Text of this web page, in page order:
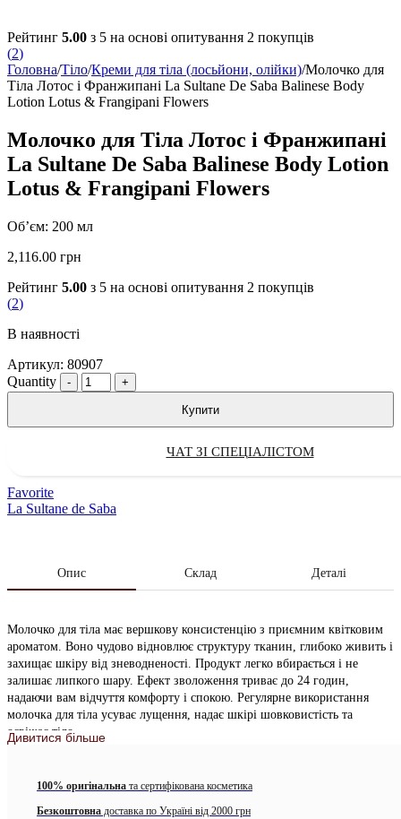
Рейтинг 5.00 з 5 на основі опитування 2 покупців
(2)
Головна/Тіло/Креми для тіла (лосьйони, олійки)/Молочко для
Тіла Лотос і Франжипані La Sultane De Saba Balinese Body
Lotion Lotus & Frangipani Flowers
Молочко для Тіла Лотос і Франжипані
La Sultane De Saba Balinese Body Lotion
Lotus & Frangipani Flowers
Об’єм: 200 мл
2,116.00 грн
Рейтинг 5.00 з 5 на основі опитування 2 покупців
(2)
В наявності
Артикул: 80907
Quantity
Купити
ЧАТ ЗІ СПЕЦІАЛІСТОМ
Favorite
La Sultane de Saba
Опис Склад Деталі
Молочко для тіла має вершкову консистенцію з приємним квітковим
ароматом. Воно чудово відновлює структуру тканин, глибоко живить і
захищає шкіру від зневодненості. Продукт легко вбирається і не
залишає липкого шару. Ефект зволоження триває до 24 годин,
надаючи вам відчуття комфорту і спокою. Регулярне використання
молочка для тіла усуває лущення, надає шкірі шовковистість та
освіжає тіло.
Олія солодкого мигдалю відмінно загоює порізи, тріщини та
усуває подразнення шкіри. Також вона зволожує та
Дивитися більше
100% оригінальна та сертифікована косметика
Безкоштовна доставка по Україні від 2000 грн